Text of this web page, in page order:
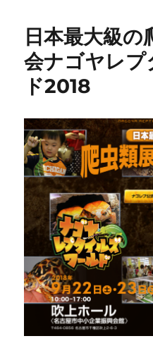
日本最大級の
会ナゴヤレ
ド2018